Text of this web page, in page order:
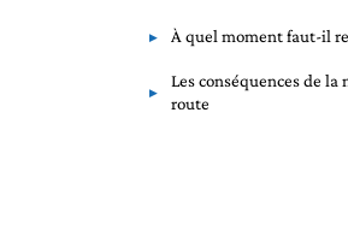
À quel moment faut-il
Les conséquences de
route